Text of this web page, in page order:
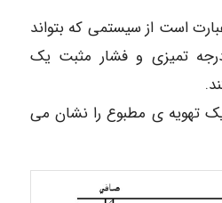
است از سیستمی که بتواند
تمیزی و فشار مثبت یک
تهویه ی مطبوع را نشان می